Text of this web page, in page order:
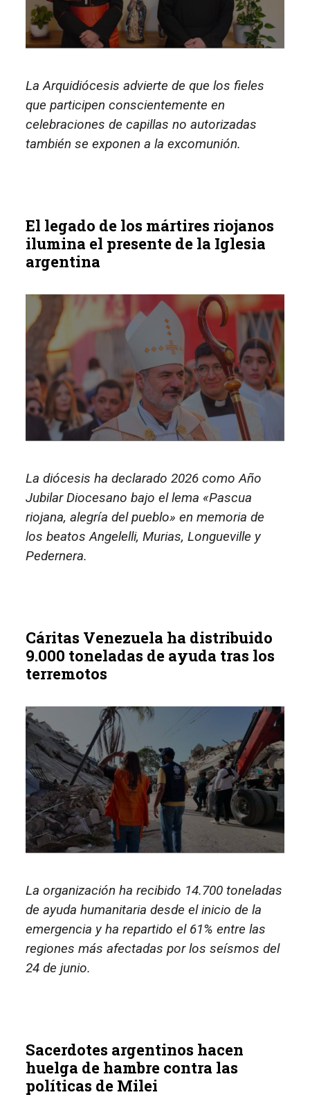
La Arquidiócesis advierte de que los fieles
que participen conscientemente en
celebraciones de capillas no autorizadas
también se exponen a la excomunión.
El legado de los mártires riojanos
ilumina el presente de la Iglesia
argentina
La diócesis ha declarado 2026 como Año
Jubilar Diocesano bajo el lema «Pascua
riojana, alegría del pueblo» en memoria de
los beatos Angelelli, Murias, Longueville y
Pedernera.
Cáritas Venezuela ha distribuido
9.000 toneladas de ayuda tras los
terremotos
La organización ha recibido 14.700 toneladas
de ayuda humanitaria desde el inicio de la
emergencia y ha repartido el 61% entre las
regiones más afectadas por los seísmos del
24 de junio.
Sacerdotes argentinos hacen
huelga de hambre contra las
políticas de Milei